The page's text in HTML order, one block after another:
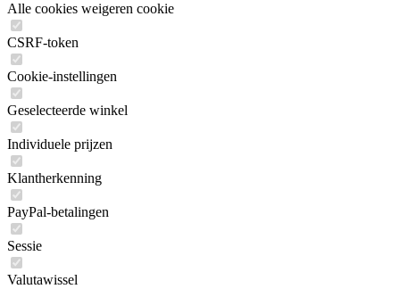
Alle cookies weigeren cookie
CSRF-token
Cookie-instellingen
Geselecteerde winkel
Individuele prijzen
Klantherkenning
PayPal-betalingen
Sessie
Valutawissel